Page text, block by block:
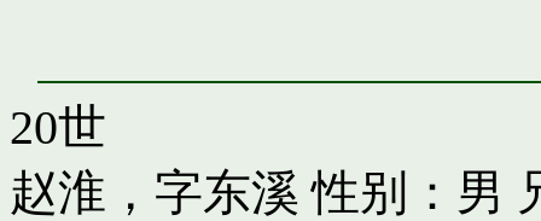
20世
赵淮，字东溪 性别：男